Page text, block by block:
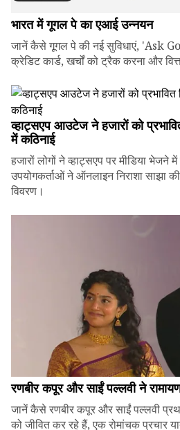
भारत में गूगल पे का एआई उन्नयन
जानें कैसे गूगल पे की नई सुविधाएं, 'Ask
क्रेडिट कार्ड, खर्चों को ट्रैक करना और
व्हाट्सएप आउटेज ने हजारों को
में कठिनाई
हजारों लोगों ने व्हाट्सएप पर मीडिया भेजने
उपयोगकर्ताओं ने ऑनलाइन निराशा
विवरण।
रणबीर कपूर और साईं पल्लवी ने
जानें कैसे रणबीर कपूर और साईं पल्लवी
को जीवित कर रहे हैं, एक रोमांचक प्रचार